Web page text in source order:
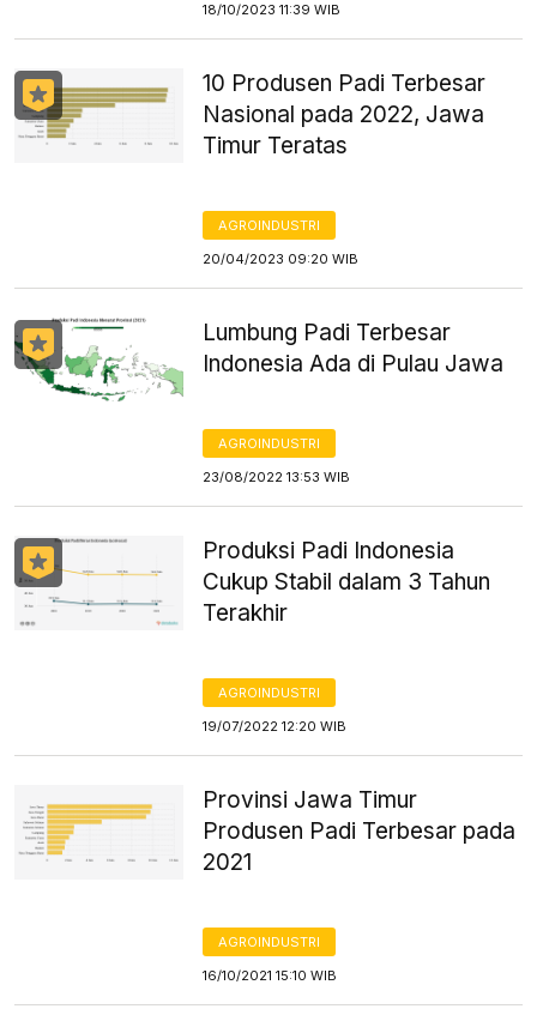
18/10/2023 11:39 WIB
10 Produsen Padi Terbesar
Nasional pada 2022, Jawa
Timur Teratas
AGROINDUSTRI
20/04/2023 09:20 WIB
Lumbung Padi Terbesar
Indonesia Ada di Pulau Jawa
AGROINDUSTRI
23/08/2022 13:53 WIB
Produksi Padi Indonesia
Cukup Stabil dalam 3 Tahun
Terakhir
AGROINDUSTRI
19/07/2022 12:20 WIB
Provinsi Jawa Timur
Produsen Padi Terbesar pada
2021
AGROINDUSTRI
16/10/2021 15:10 WIB